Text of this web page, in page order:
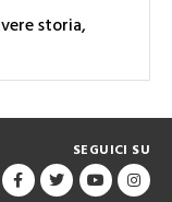
storia,
SEGUICI SU